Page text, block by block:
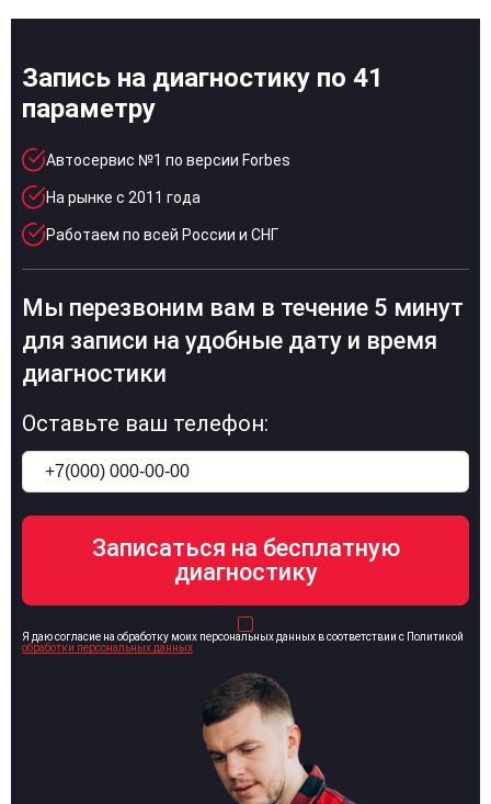
Запись на диагностику по 41
параметру
Автосервис №1 по версии Forbes
На рынке с 2011 года
Работаем по всей России и СНГ
Мы перезвоним вам в течение 5 минут
для записи на удобные дату и время
диагностики
Оставьте ваш телефон:
Я даю согласие на обработку моих персональных данных в соответствии с Политикой
обработки персональных данных